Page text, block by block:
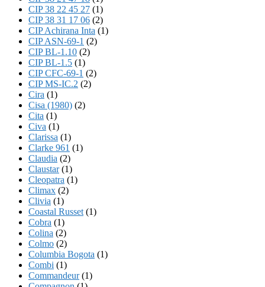
CIP 38 22 45 27 (1)
CIP 38 31 17 06 (2)
CIP Achirana Inta (1)
CIP ASN-69-1 (2)
CIP BL-1.10 (2)
CIP BL-1.5 (1)
CIP CFC-69-1 (2)
CIP MS-IC.2 (2)
Cira (1)
Cisa (1980) (2)
Cita (1)
Civa (1)
Clarissa (1)
Clarke 961 (1)
Claudia (2)
Claustar(1)
Cleopatra (1)
Climax (2)
Clivia (1)
Coastal Russet (1)
Cobra (1)
Colina (2)
Colmo (2)
Columbia Bogota (1)
Combi (1)
Commandeur(1)